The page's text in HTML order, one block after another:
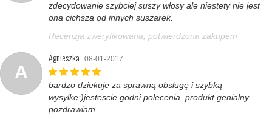
zdecydowanie szybciej suszy włosy ale niestety nie jest
ona cichsza od innych suszarek.
Recenzja zweryfikowana, potwierdzona zakupem
A
Agnieszka 08-01-2017
bardzo dziekuje za sprawną obsługę i szybką
wysyłke:)jestescie godni polecenia. produkt genialny.
pozdrawiam